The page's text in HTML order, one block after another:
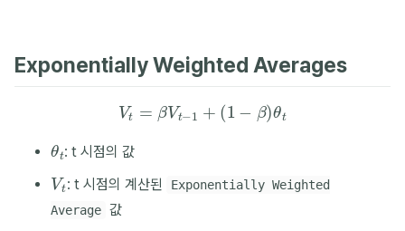
Exponentially Weighted Averages
βV + (1− θt
θ
: t 시점의 값
Vt
: t 시점의 계산된
Exponentially Weighted
Average 값